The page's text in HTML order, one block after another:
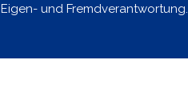
Eigen- und Fremdverantwortung.